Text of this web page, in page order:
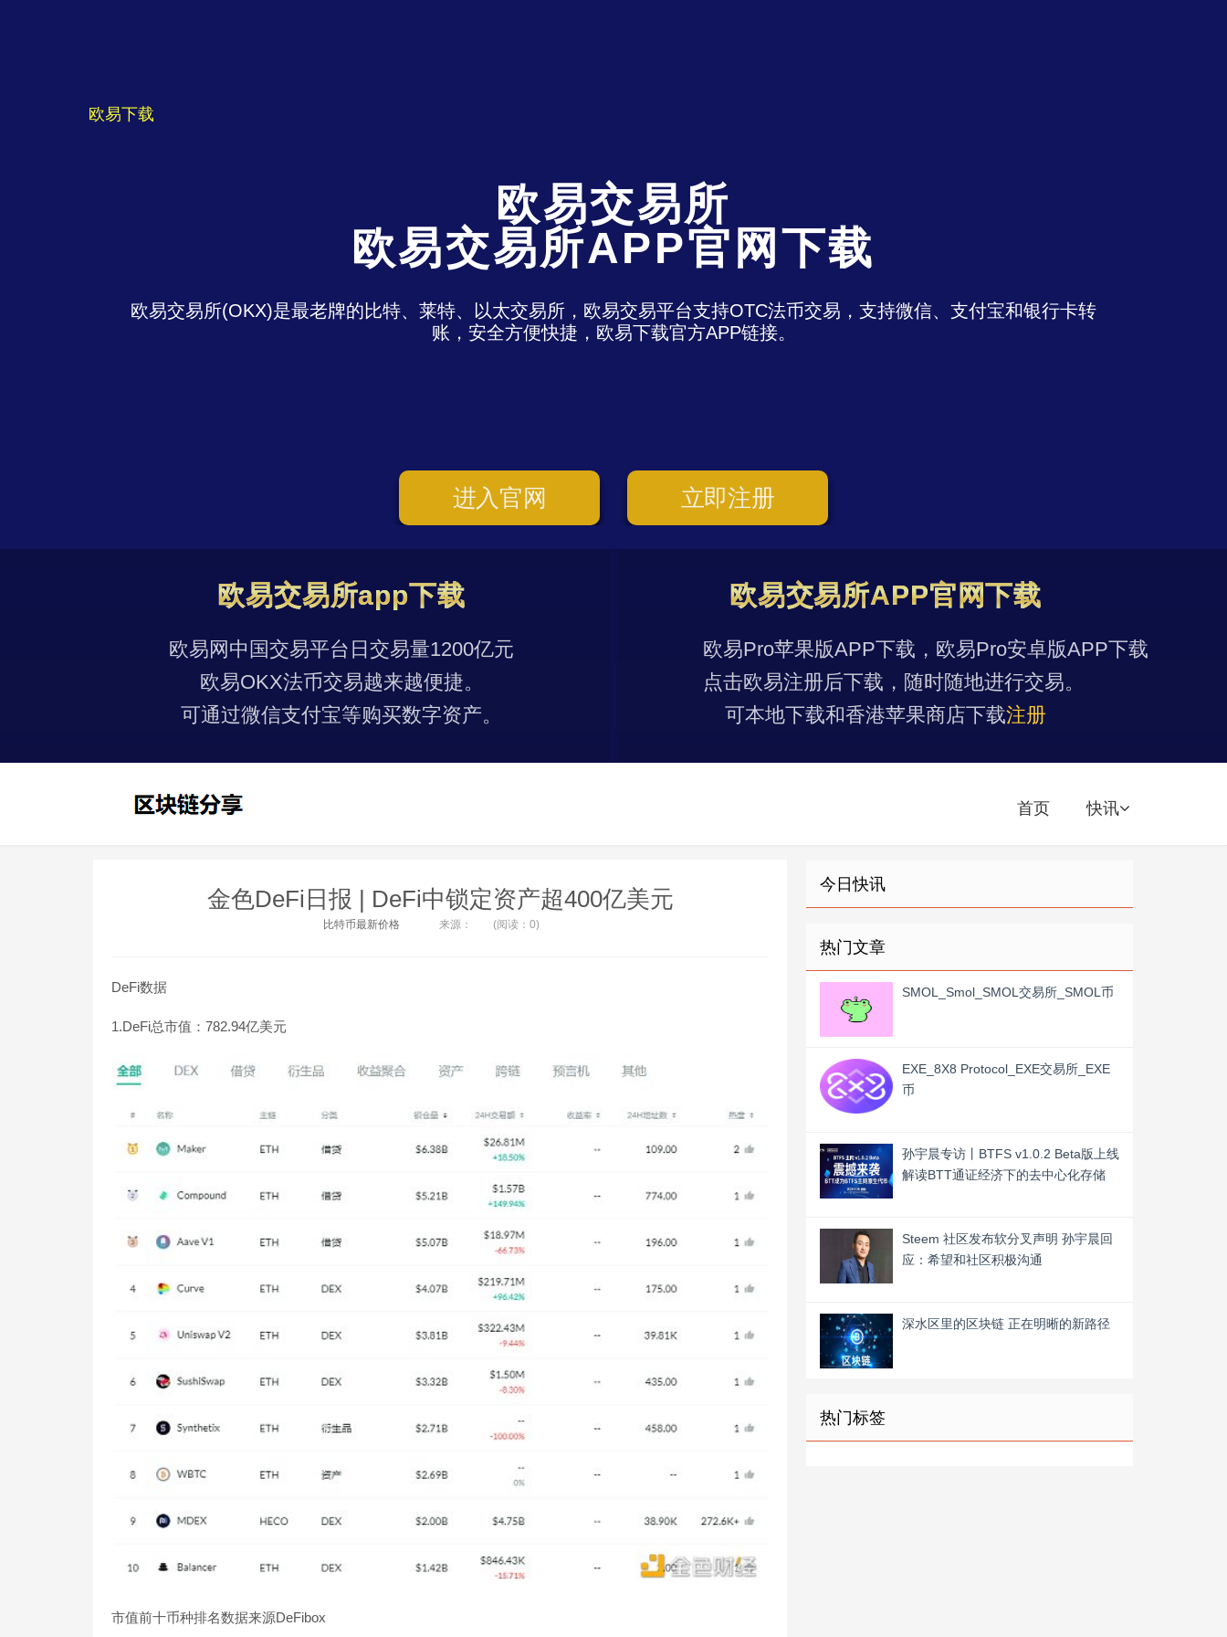
欧易下载
欧易交易所
欧易交易所APP官网下载
欧易交易所(OKX)是最老牌的比特、莱特、以太交易所，欧易交易平台支持OTC法币交易，支持微信、支付宝和银行卡转
账，安全方便快捷，欧易下载官方APP链接。
进入官网 立即注册
欧易交易所app下载
欧易网中国交易平台日交易量1200亿元
欧易OKX法币交易越来越便捷。
可通过微信支付宝等购买数字资产。
欧易交易所APP官网下载
欧易Pro苹果版APP下载，欧易Pro安卓版APP下载
点击欧易注册后下载，随时随地进行交易。
可本地下载和香港苹果商店下载注册
首页 快讯
金色DeFi日报 | DeFi中锁定资产超400亿美元
比特币最新价格 来源： (阅读：0)
DeFi数据
1.DeFi总市值：782.94亿美元
市值前十币种排名数据来源DeFibox
今日快讯
热门文章
SMOL_Smol_SMOL交易所_SMOL币
EXE_8X8 Protocol_EXE交易所_EXE
币
孙宇晨专访丨BTFS v1.0.2 Beta版上线
解读BTT通证经济下的去中心化存储
Steem 社区发布软分叉声明 孙宇晨回
应：希望和社区积极沟通
深水区里的区块链 正在明晰的新路径
热门标签